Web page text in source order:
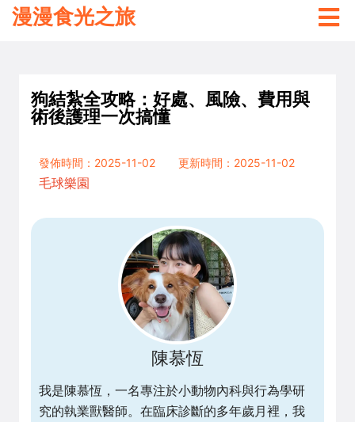
漫漫食光之旅
狗結紮全攻略：好處、風險、費用與
術後護理一次搞懂
發佈時間：2025-11-02
更新時間：2025-11-02
毛球樂園
陳慕恆
我是陳慕恆，一名專注於小動物內科與行為學研
究的執業獸醫師。在臨床診斷的多年歲月裡，我